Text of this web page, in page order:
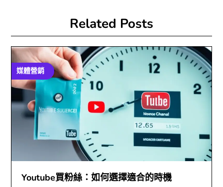
Related Posts
媒體營銷
Youtube買粉絲：如何選擇適合的時機